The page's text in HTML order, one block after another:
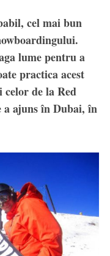
cel mai bun
lume pentru a
practica acest
celor de la Red
ajuns în Dubai, în